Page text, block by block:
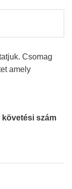
Csomag
amely
követési szám